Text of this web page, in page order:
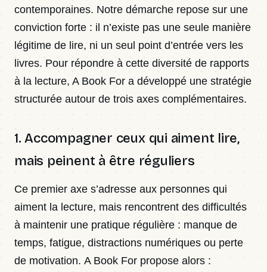
contemporaines. Notre démarche repose sur une
conviction forte : il n’existe pas une seule manière
légitime de lire, ni un seul point d’entrée vers les
livres. Pour répondre à cette diversité de rapports
à la lecture, A Book For a développé une stratégie
structurée autour de trois axes complémentaires.
1. Accompagner ceux qui aiment lire,
mais peinent à être réguliers
Ce premier axe s’adresse aux personnes qui
aiment la lecture, mais rencontrent des difficultés
à maintenir une pratique régulière : manque de
temps, fatigue, distractions numériques ou perte
de motivation. A Book For propose alors :